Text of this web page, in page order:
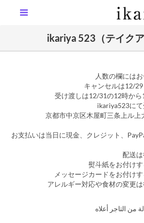
＊お支払いは当日に現金、クレジット、
من التاجر أعلاه